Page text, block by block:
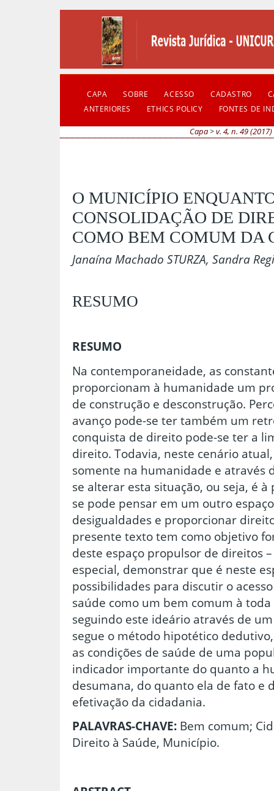
CAPA SOBRE ACESSO CADASTRO
ANTERIORES
ETHICS POLICY FONTES DE
Capa>v. 4, n. 49 (2017)
O MUNICÍPIO
CONSOLIDAÇÃO DE
COMO BEM COMUM DA
Janaína Machado STURZA, Sandra
RESUMO
RESUMO
Na contemporaneidade, as
proporcionam à humanidade um
de construção e desconstrução.
avanço pode-se ter também um
conquista de direito pode-se ter a
direito. Todavia, neste cenário
somente na humanidade e através
se alterar esta situação, ou seja, é
se pode pensar em um outro
desigualdades e proporcionar
presente texto tem como objetivo
deste espaço propulsor de direitos
especial, demonstrar que é neste
possibilidades para discutir o
saúde como um bem comum à
seguindo este ideário através de
segue o método hipotético
as condições de saúde de uma
indicador importante do quanto a
desumana, do quanto ela de fato e
efetivação da cidadania.
PALAVRAS-CHAVE: Bem comum;
Direito à Saúde, Município.